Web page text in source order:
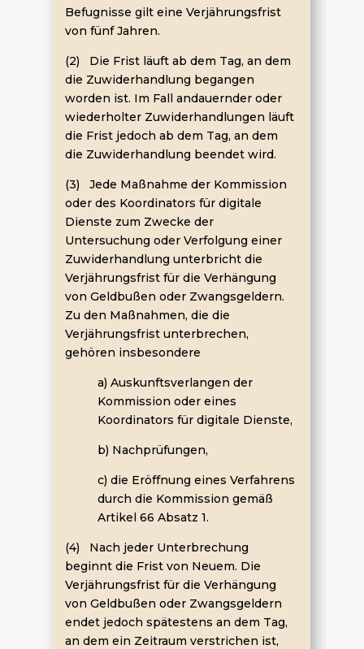
Befugnisse gilt eine Verjährungsfrist
von fünf Jahren.
(2) Die Frist läuft ab dem Tag, an dem
die Zuwiderhandlung begangen
worden ist. Im Fall andauernder oder
wiederholter Zuwiderhandlungen läuft
die Frist jedoch ab dem Tag, an dem
die Zuwiderhandlung beendet wird.
(3) Jede Maßnahme der Kommission
oder des Koordinators für digitale
Dienste zum Zwecke der
Untersuchung oder Verfolgung einer
Zuwiderhandlung unterbricht die
Verjährungsfrist für die Verhängung
von Geldbußen oder Zwangsgeldern.
Zu den Maßnahmen, die die
Verjährungsfrist unterbrechen,
gehören insbesondere
a) Auskunftsverlangen der
Kommission oder eines
Koordinators für digitale Dienste,
b) Nachprüfungen,
c) die Eröffnung eines Verfahrens
durch die Kommission gemäß
Artikel 66 Absatz 1.
(4) Nach jeder Unterbrechung
beginnt die Frist von Neuem. Die
Verjährungsfrist für die Verhängung
von Geldbußen oder Zwangsgeldern
endet jedoch spätestens an dem Tag,
an dem ein Zeitraum verstrichen ist,